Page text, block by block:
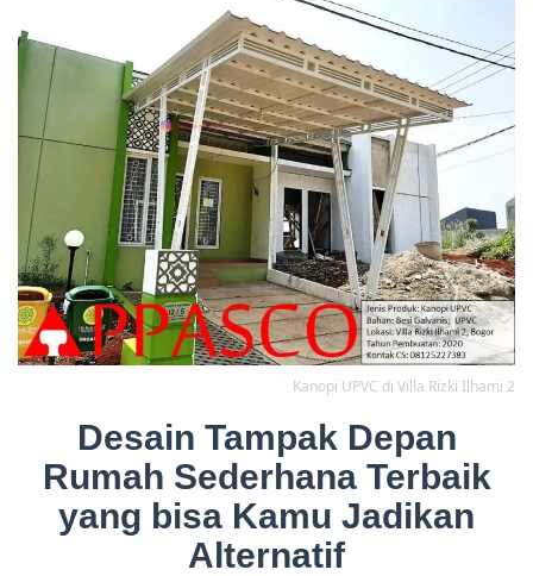
Kanopi UPVC di Villa Rizki Ilhami 2
Desain Tampak Depan
Rumah Sederhana Terbaik
yang bisa Kamu Jadikan
Alternatif